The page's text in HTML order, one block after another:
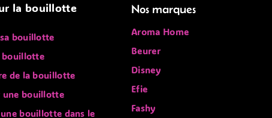
la bouillotte
bouillotte
bouillotte
de la bouillotte
une bouillotte
bouillotte dans le
Nos marques
Aroma Home
Beurer
Disney
Efie
Fashy